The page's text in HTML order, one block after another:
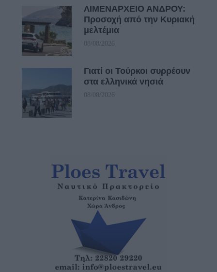
ΛΙΜΕΝΑΡΧΕΙΟ ΑΝΔΡΟΥ:
Προσοχή από την Κυριακή
μελτέμια
08/08/2026
Γιατί οι Τούρκοι συρρέουν
στα ελληνικά νησιά
08/08/2026